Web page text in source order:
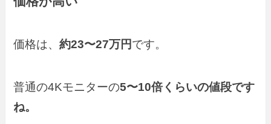
価格は、約23〜27万円です。
普通の4Kモニターの5〜10倍くらいの値段です
ね。